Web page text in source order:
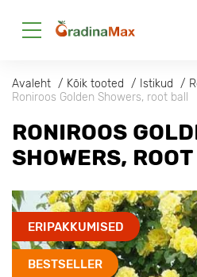
Avaleht Kõik tooted Istikud
Roniroos Golden Showers, root ball
RONIROOS
SHOWERS,
ERIPAKKUMISED
BESTSELLER